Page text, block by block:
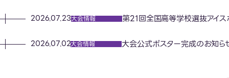
第21回全国高等学校選抜アイ
2026.07.23大会情報
大会公式ポスター完成のお知ら
2026.07.02大会情報